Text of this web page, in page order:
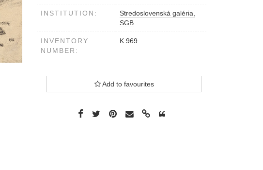
INSTITUTION:
Stredoslovenská galéria,
SGB
INVENTORY
NUMBER:
K 969
Add to favourites